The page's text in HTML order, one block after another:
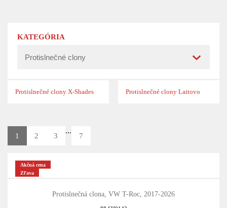
KATEGÓRIA
Protislnečné clony X-Shades Protislnečné clony Laitovo
1 2 3
...
7
Akčná cena
Zľava
Protislnečná clona, VW T-Roc, 2017-2026